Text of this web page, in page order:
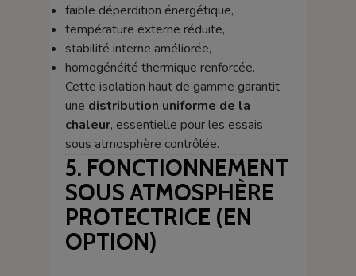
faible déperdition énergétique,
température externe réduite,
stabilité interne améliorée,
homogénéité thermique renforcée.
Cette isolation haut de gamme garantit
une distribution uniforme de la
chaleur, essentielle pour les essais
sous atmosphère contrôlée.
5. FONCTIONNEMENT
SOUS ATMOSPHÈRE
PROTECTRICE (EN
OPTION)